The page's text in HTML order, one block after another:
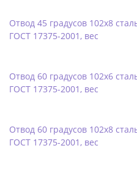
Отвод 45 градусов 102х8
ГОСТ 17375-2001, вес
Отвод 60 градусов 102х6
ГОСТ 17375-2001, вес
Отвод 60 градусов 102х8
ГОСТ 17375-2001, вес